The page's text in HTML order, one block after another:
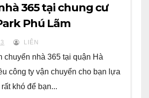
365 tại chung cư
Phú Lãm
LIÊN
chuyển nhà 365 tại quận Hà
công ty vận chuyển cho bạn lựa
khó để bạn...